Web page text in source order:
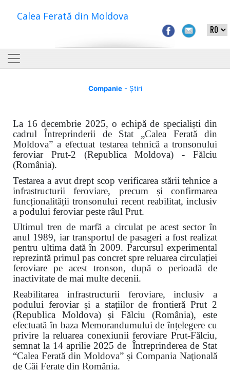
Calea Ferată din Moldova
Companie- Știri
La 16 decembrie 2025, o echipă de specialiști din
cadrul Întreprinderii de Stat „Calea Ferată din
Moldova” a efectuat testarea tehnică a tronsonului
feroviar Prut-2 (Republica Moldova) - Fălciu
(România).
Testarea a avut drept scop verificarea stării tehnice a
infrastructurii feroviare, precum și confirmarea
funcționalității tronsonului recent reabilitat, inclusiv
a podului feroviar peste râul Prut.
Ultimul tren de marfă a circulat pe acest sector în
anul 1989, iar transportul de pasageri a fost realizat
pentru ultima dată în 2009. Parcursul experimental
reprezintă primul pas concret spre reluarea circulației
feroviare pe acest tronson, după o perioadă de
inactivitate de mai multe decenii.
Reabilitarea infrastructurii feroviare, inclusiv a
podului feroviar și a stațiilor de frontieră Prut 2
(Republica Moldova) și Fălciu (România), este
efectuată în baza Memorandumului de înțelegere cu
privire la reluarea conexiunii feroviare Prut-Fălciu,
semnat la 14 aprilie 2025 de Întreprinderea de Stat
“Calea Ferată din Moldova” și Compania Naţională
de Căi Ferate din România.